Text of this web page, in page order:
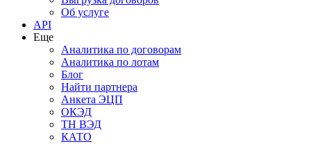
Об услуге
API
Еще
Аналитика по договорам
Аналитика по лотам
Блог
Найти партнера
Анкета ЭЦП
ОКЭД
ТН ВЭД
КАТО